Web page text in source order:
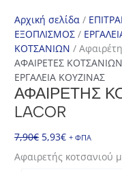
Αρχική σελίδα /
ΕΞΟΠΛΙΣΜΟΣ /
ΚΟΤΣΑΝΙΩΝ /
ΑΦΑΙΡΕΤΕΣ ΚΟΤΣΑΝΙΩΝ
ΕΡΓΑΛΕΙΑ ΚΟΥΖΙΝΑΣ
ΑΦΑΙΡΈΤΗΣ
LACOR
7,90€ Original
price
was:
5,93€Η
τρέχουσα
τιμή
+ ΦΠΑ
Αφαιρετής κοτσανιού